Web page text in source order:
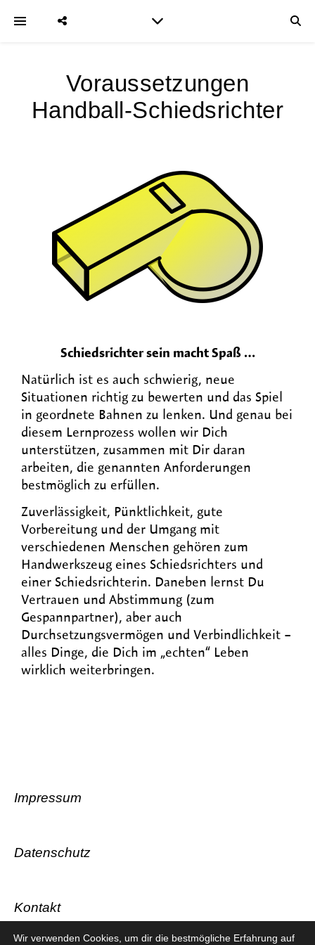
Voraussetzungen
Handball-Schiedsrichter
Schiedsrichter sein macht Spaß …
Natürlich ist es auch schwierig, neue
Situationen richtig zu bewerten und das Spiel
in geordnete Bahnen zu lenken. Und genau bei
diesem Lernprozess wollen wir Dich
unterstützen, zusammen mit Dir daran
arbeiten, die genannten Anforderungen
bestmöglich zu erfüllen.
Zuverlässigkeit, Pünktlichkeit, gute
Vorbereitung und der Umgang mit
verschiedenen Menschen gehören zum
Handwerkszeug eines Schiedsrichters und
einer Schiedsrichterin. Daneben lernst Du
Vertrauen und Abstimmung (zum
Gespannpartner), aber auch
Durchsetzungsvermögen und Verbindlichkeit –
alles Dinge, die Dich im „echten“ Leben
wirklich weiterbringen.
Impressum
Datenschutz
Kontakt
Wir verwenden Cookies, um dir die bestmögliche Erfahrung auf